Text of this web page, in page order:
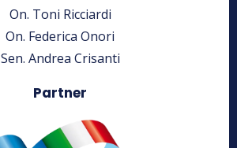
On. Toni Ricciardi
On. Federica Onori
Sen. Andrea Crisanti
Partner